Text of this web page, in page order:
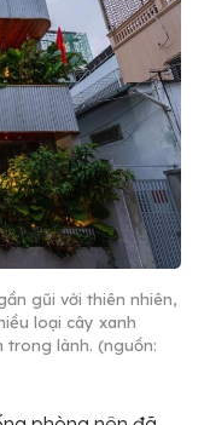
gũi với thiên nhiên,
loại cây xanh
lành. (nguồn: